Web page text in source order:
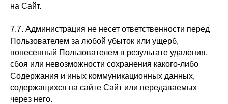
на Сайт.
7.7. Администрация не несет ответственности перед
Пользователем за любой убыток или ущерб,
понесенный Пользователем в результате удаления,
сбоя или невозможности сохранения какого-либо
Содержания и иных коммуникационных данных,
содержащихся на сайте Сайт или передаваемых
через него.